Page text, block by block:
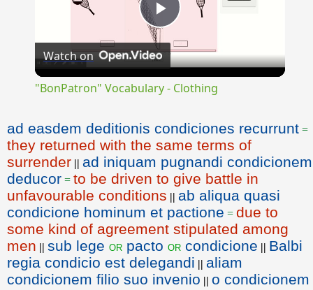
Play
Video
Watch on
"BonPatron" Vocabulary - Clothing
ad easdem deditionis condiciones recurrunt =
they returned with the same terms of
surrender || ad iniquam pugnandi condicionem
deducor = to be driven to give battle in
unfavourable conditions || ab aliqua quasi
condicione hominum et pactione = due to
some kind of agreement stipulated among
men || sub lege or pacto or condicione || Balbi
regia condicio est delegandi || aliam
condicionem filio suo invenio || o condicionem